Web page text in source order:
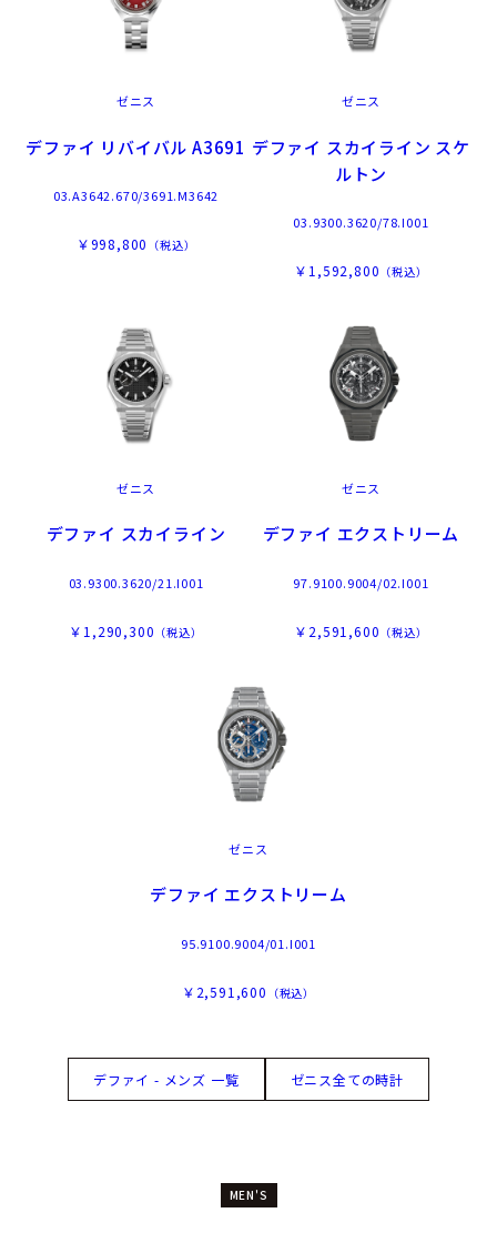
ゼニス
デファイ リバイバル A3691
03.A3642.670/3691.M3642
￥998,800 （税込）
ゼニス
デファイ スカイライン スケ
ルトン
03.9300.3620/78.I001
￥1,592,800 （税込）
ゼニス
デファイ スカイライン
03.9300.3620/21.I001
￥1,290,300 （税込）
ゼニス
デファイ エクストリーム
97.9100.9004/02.I001
￥2,591,600 （税込）
ゼニス
デファイ エクストリーム
95.9100.9004/01.I001
￥2,591,600 （税込）
デファイ - メンズ 一覧 ゼニス全ての時計
MEN'S